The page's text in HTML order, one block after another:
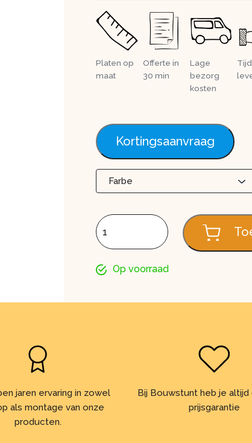
Platen op
maat
Offerte in
30 min
Lage
bezorg
kosten
Kortingsaanvraag
Farbe
Ondernok RS500 aantal
Op voorraad
jaren ervaring in zowel
als montage van onze
producten.
Bij Bouwstunt heb je
prijsgarantie